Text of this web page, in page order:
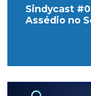
Sindycast
Assédio no